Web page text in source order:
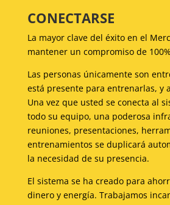
CONECTARSE
La mayor clave del éxito en el
mantener un compromiso de
Las personas únicamente son
está presente para entrenarlas, y
Una vez que usted se conecta al
todo su equipo, una poderosa
reuniones, presentaciones,
entrenamientos se duplicará
la necesidad de su presencia.
El sistema se ha creado para
dinero y energía. Trabajamos